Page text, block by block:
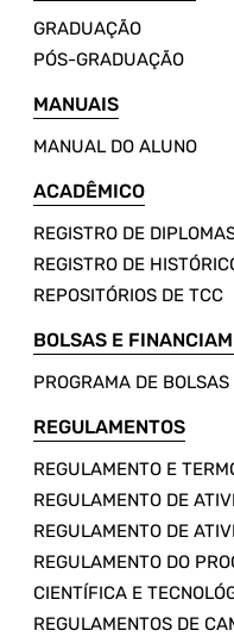
GRADUAÇÃO
PÓS-GRADUAÇÃO
MANUAIS
MANUAL DO ALUNO
ACADÊMICO
REGISTRO DE
REGISTRO DE
REPOSITÓRIOS DE TCC
BOLSAS E
PROGRAMA DE BOLSAS
REGULAMENTOS
REGULAMENTO E
REGULAMENTO DE
REGULAMENTO DE
REGULAMENTO DO
CIENTÍFICA E
REGULAMENTOS DE